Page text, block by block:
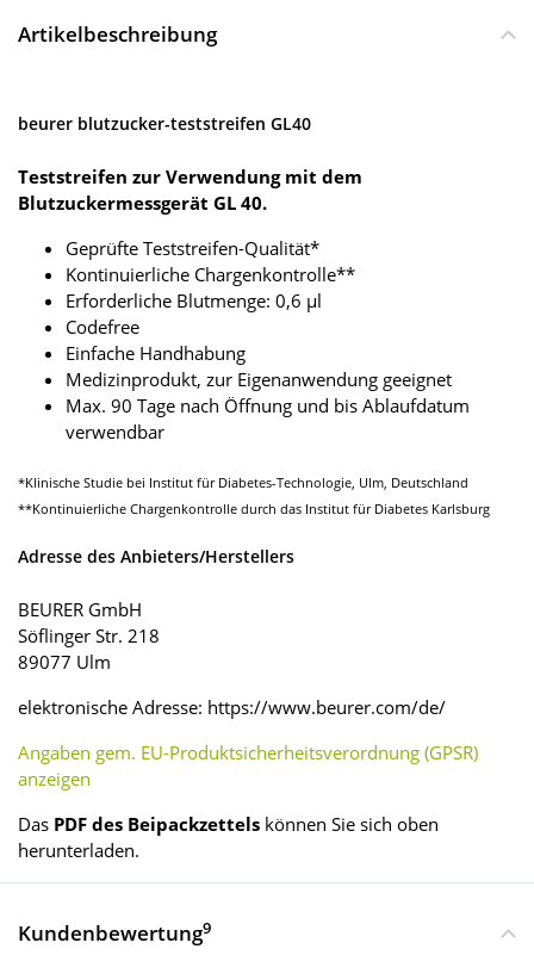
Artikelbeschreibung
beurer blutzucker-teststreifen GL40
Teststreifen zur Verwendung mit dem
Blutzuckermessgerät GL 40.
Geprüfte Teststreifen-Qualität*
Kontinuierliche Chargenkontrolle**
Erforderliche Blutmenge: 0,6 µl
Codefree
Einfache Handhabung
Medizinprodukt, zur Eigenanwendung geeignet
Max. 90 Tage nach Öffnung und bis Ablaufdatum
verwendbar
*Klinische Studie bei Institut für Diabetes-Technologie, Ulm, Deutschland
**Kontinuierliche Chargenkontrolle durch das Institut für Diabetes Karlsburg
Adresse des Anbieters/Herstellers
BEURER GmbH
Söflinger Str. 218
89077 Ulm
elektronische Adresse: https://www.beurer.com/de/
Angaben gem. EU-Produktsicherheitsverordnung (GPSR)
anzeigen
Das PDF des Beipackzettels können Sie sich oben
herunterladen.
Kundenbewertung9